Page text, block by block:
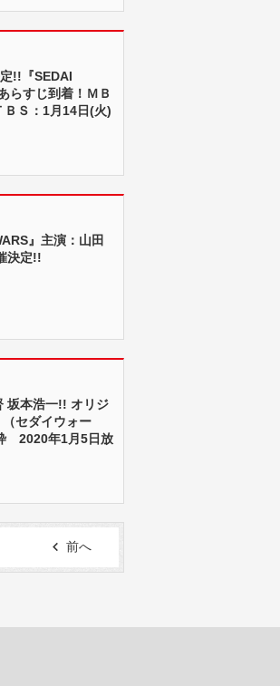
!!『SEDAI
らすじ到着！ＭＢ
Ｓ：1月14日(火)
』主演：山田
決定!!
坂本浩一!! オリジ
セダイウォー
2020年1月5日放
前へ